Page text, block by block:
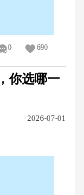
0 690
你选哪一
2026-07-01